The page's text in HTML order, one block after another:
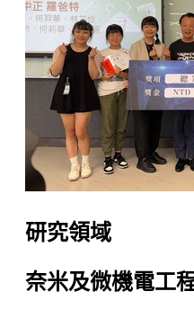
研究領域
奈米及微機電工